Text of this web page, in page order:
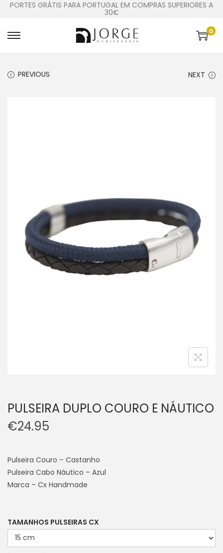
PORTES GRÁTIS PARA PORTUGAL EM COMPRAS SUPERIORES A
30€
0
PREVIOUS NEXT
PULSEIRA DUPLO COURO E NÁUTICO
€24.95
Pulseira Couro – Castanho
Pulseira Cabo Náutico – Azul
Marca – Cx Handmade
TAMANHOS PULSEIRAS CX